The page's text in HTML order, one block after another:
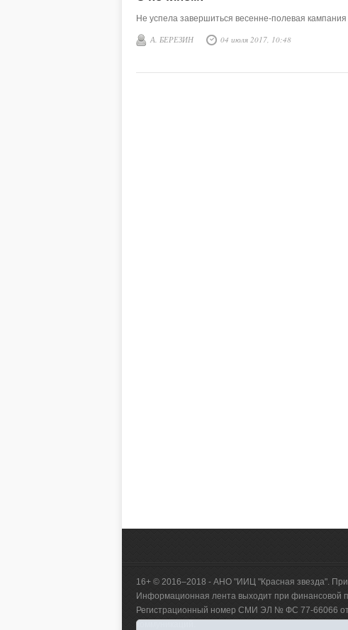
Не успела завершиться весенне-полевая кампания
А. БЕРЕЗИН 04 июля 2017, 10:48
16+ © 2016–2018 - АНО "ИИЦ "Красная звезда".
Информационная лента выходит при финансовой
Регистрационный номер СМИ ЭЛ № ФС 77-66066 от
коммуникаций.